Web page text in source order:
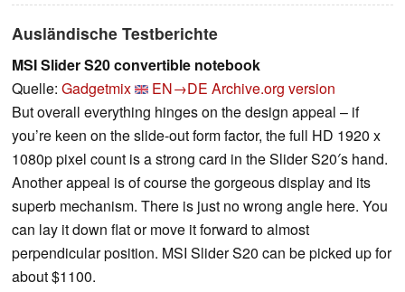
Ausländische Testberichte
MSI Slider S20 convertible notebook
Quelle: Gadgetmix EN→DE Archive.org version
But overall everything hinges on the design appeal – if
you’re keen on the slide-out form factor, the full HD 1920 x
1080p pixel count is a strong card in the Slider S20′s hand.
Another appeal is of course the gorgeous display and its
superb mechanism. There is just no wrong angle here. You
can lay it down flat or move it forward to almost
perpendicular position. MSI Slider S20 can be picked up for
about $1100.